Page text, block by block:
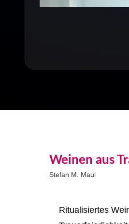
Weinen aus
Stefan M. Maul
Ritualisiertes